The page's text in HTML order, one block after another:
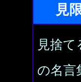
見
見捨て
の名言